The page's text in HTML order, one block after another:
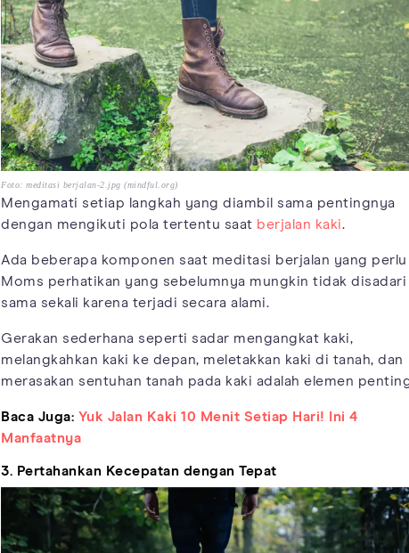
Foto: meditasi berjalan-2.jpg (mindful.org)
Mengamati setiap langkah yang diambil sama pentingnya
dengan mengikuti pola tertentu saat berjalan kaki.
Ada beberapa komponen saat meditasi berjalan yang perlu
Moms perhatikan yang sebelumnya mungkin tidak disadari
sama sekali karena terjadi secara alami.
Gerakan sederhana seperti sadar mengangkat kaki,
melangkahkan kaki ke depan, meletakkan kaki di tanah, dan
merasakan sentuhan tanah pada kaki adalah elemen
Baca Juga: Yuk Jalan Kaki 10 Menit Setiap Hari! Ini 4
Manfaatnya
3. Pertahankan Kecepatan dengan Tepat